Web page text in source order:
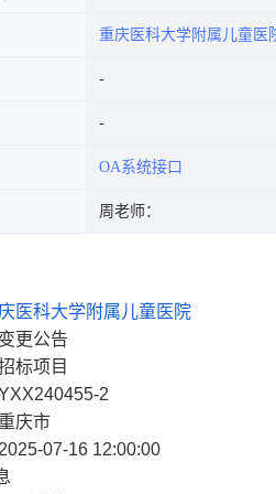
重庆医科大学附属儿童医
OA系统接口
周老师：
医科大学附属儿童医院
变更公告
标项目
2
重庆市
2025-07-16 12:00:00